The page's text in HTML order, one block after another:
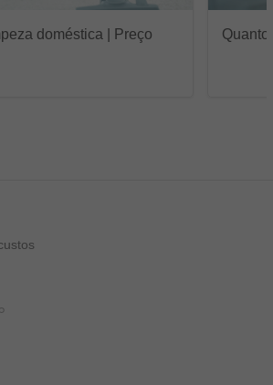
doméstica | Preço